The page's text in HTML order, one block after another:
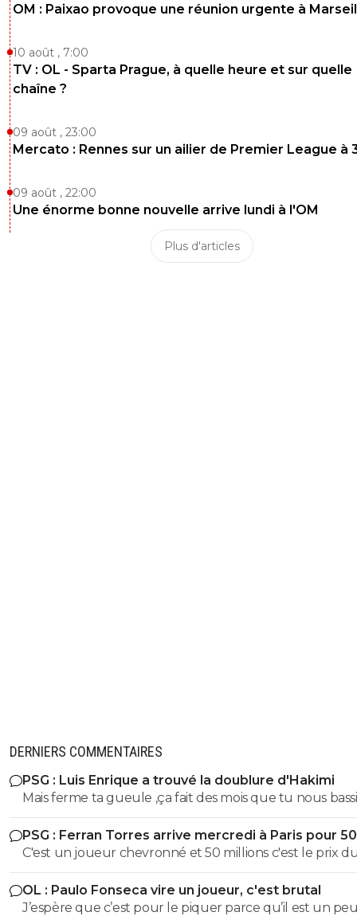
OM : Paixao provoque une réunion urgente à
10 août , 7:00
TV : OL - Sparta Prague, à quelle heure et sur quelle
chaîne ?
09 août , 23:00
Mercato : Rennes sur un ailier de Premier League à
09 août , 22:00
Une énorme bonne nouvelle arrive lundi à l'OM
Plus d'articles
DERNIERS COMMENTAIRES
PSG : Luis Enrique a trouvé la doublure d'Hakimi
Mais ferme ta gueule ,ça fait des mois que tu nous
en disant qu'il sera condamné.Donc tu le dis coupable
pauvre abruti de consanguin
PSG : Ferran Torres arrive mercredi à Paris pour
C'est un joueur chevronné et 50 millions c'est le prix
marché et Gots n'a rien prouvé
OL : Paulo Fonseca vire un joueur, c'est brutal
J’espère que c’est pour le piquer parce qu’il est un